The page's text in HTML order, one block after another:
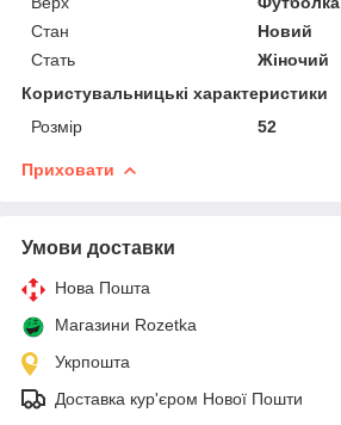
Стан
Новий
Стать
Жіночий
Користувальницькі характеристики
Розмір
52
Приховати
Умови доставки
Нова Пошта
Магазини Rozetka
Укрпошта
Доставка кур'єром Нової Пошти